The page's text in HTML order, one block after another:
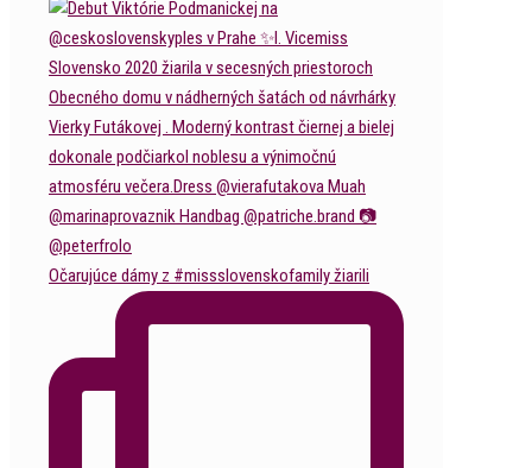
Očarujúce dámy z #missslovenskofamily žiarili